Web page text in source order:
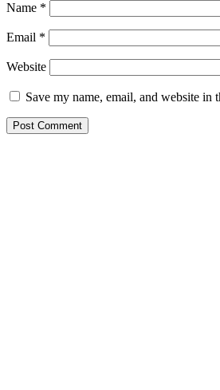
Name *
Email *
Website
Save my name, email, and website